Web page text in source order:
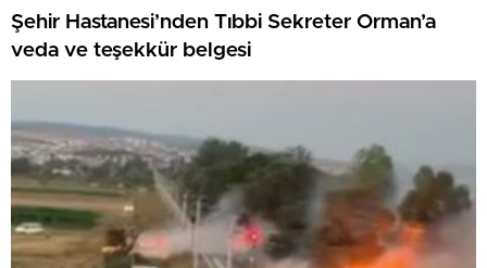
Şehir Hastanesi’nden Tıbbi Sekreter Orman’a
veda ve teşekkür belgesi